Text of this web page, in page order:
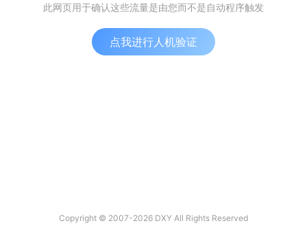
此网页用于确认这些流量是由您而不是自动程序触发
点我进行人机验证
Copyright © 2007-2026 DXY All Rights Reserved